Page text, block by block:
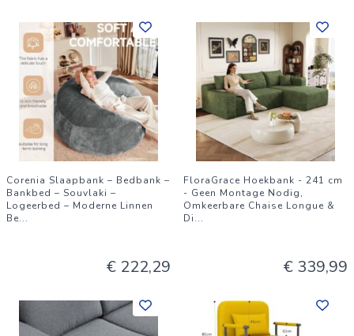
Corenia Slaapbank – Bedbank –
Bankbed – Souvlaki –
Logeerbed – Moderne Linnen
Be...
€ 222,29
FloraGrace Hoekbank - 241 cm
- Geen Montage Nodig,
Omkeerbare Chaise Longue &
Di...
€ 339,99